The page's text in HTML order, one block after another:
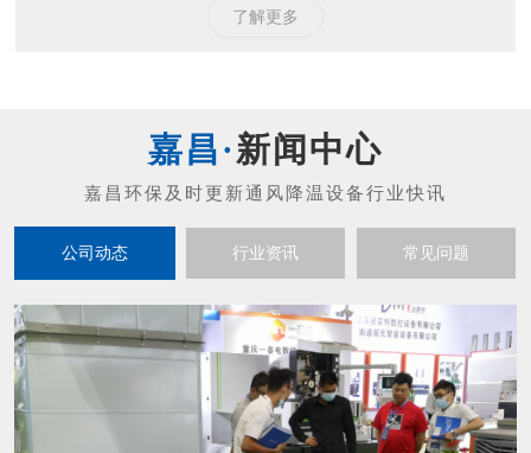
了解更多
新闻中心
公司动态 行业资讯 常见问题